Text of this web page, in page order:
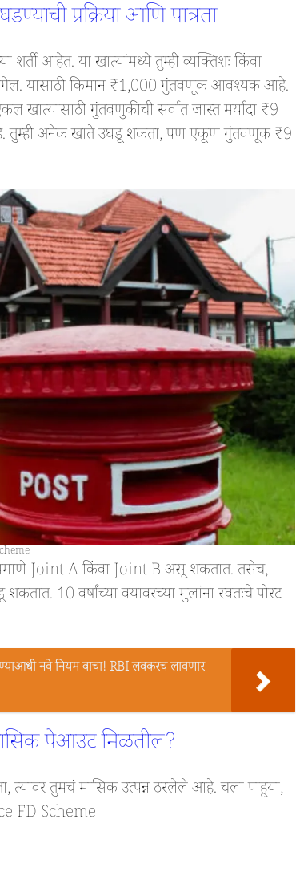
प्रक्रिया आणि पात्रता
आहेत. या खात्यांमध्ये तुम्ही व्यक्तिशः किंवा
यासाठी किमान ₹1,000 गुंतवणूक आवश्यक आहे.
गुंतवणुकीची सर्वात जास्त मर्यादा ₹9
तुम्ही अनेक खाते उघडू शकता, पण एकूण गुंतवणूक ₹9
प्रमाणे Joint A किंवा Joint B असू शकतात. तसेच,
10 वर्षांच्या वयावरच्या मुलांना स्वतःचे पोस्ट
नवे नियम वाचा! RBI लवकरच लावणार
पेआउट मिळतील?
तुमचं मासिक उत्पन्न ठरलेले आहे. चला पाहूया,
FD Scheme